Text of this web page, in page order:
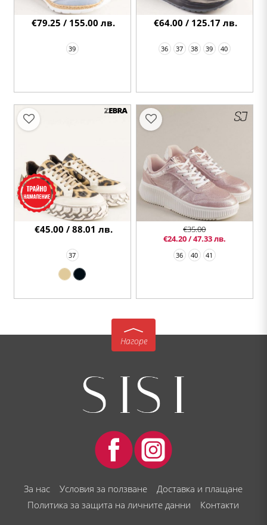
39
€79.25 / 155.00 лв.
36 37 38 39 40
€64.00 / 125.17 лв.
37
€45.00 / 88.01 лв.
36 40 41
€35.00
€24.20 / 47.33 лв.
Нагоре
За нас Условия за ползване
Доставка и плащане
Политика за защита на личните данни
Контакти